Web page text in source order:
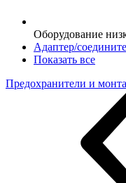
Оборудование
Адаптер/
Показать все
Предохранители и